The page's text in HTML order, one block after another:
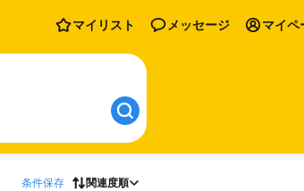
マイリスト メッセージ マイペ
条件保存 関連度順